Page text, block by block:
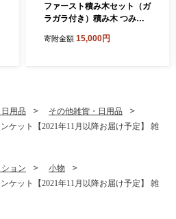
ファースト積み木セット（ガ
ラガラ付き）積み木 つみき
り おもちゃ 知育 玩具 無垢
寄附金額 15,000円
用品
その他雑貨・日用品
ット【2021年11月以降お届け予定】 雑
ョン
小物
ット【2021年11月以降お届け予定】 雑